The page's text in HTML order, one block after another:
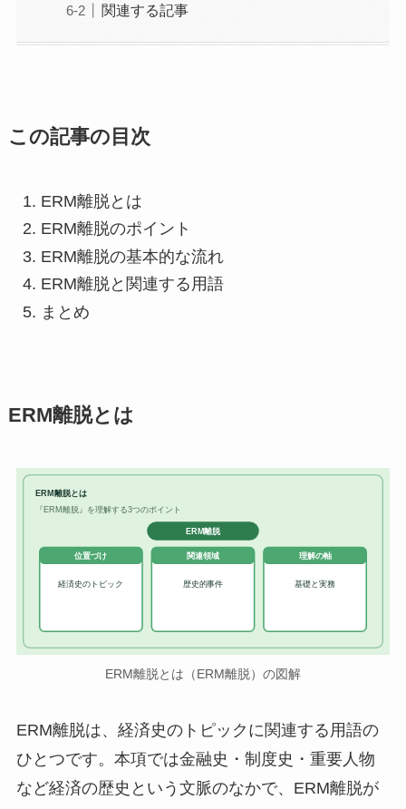
関連する記事
この記事の目次
ERM離脱とは
ERM離脱のポイント
ERM離脱の基本的な流れ
ERM離脱と関連する用語
まとめ
ERM離脱とは
ERM離脱とは
『ERM離脱』を理解する3つのポイント
ERM離脱
位置づけ
経済史のトピック
関連領域
歴史的事件
理解の軸
基礎と実務
ERM離脱とは（ERM離脱）の図解
ERM離脱は、経済史のトピックに関連する用語の
ひとつです。本項では金融史・制度史・重要人物
など経済の歴史という文脈のなかで、ERM離脱が